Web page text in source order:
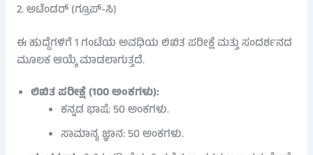
2. ಅಟೆಂಡರ್ (ಗ್ರೂಪ್-ಸಿ)
ಈ ಹುದ್ದೆಗಳಿಗೆ 1 ಗಂಟೆಯ ಅವಧಿಯ ಲಿಖಿತ ಪರೀಕ್ಷೆ ಮತ್ತು ಸಂದರ್ಶನದ
ಮೂಲಕ ಆಯ್ಕೆ ಮಾಡಲಾಗುತ್ತದೆ.
ಲಿಖಿತ ಪರೀಕ್ಷೆ (100 ಅಂಕಗಳು):
ಕನ್ನಡ ಭಾಷೆ: 50 ಅಂಕಗಳು.
ಸಾಮಾನ್ಯ ಜ್ಞಾನ: 50 ಅಂಕಗಳು.